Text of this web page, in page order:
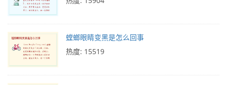
螳螂眼睛变黑是怎么回事
热度: 15519